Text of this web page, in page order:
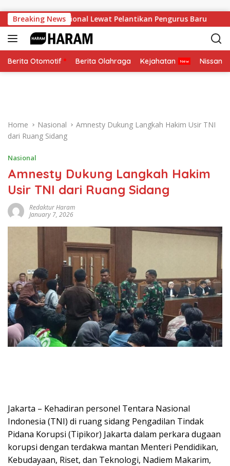
Breaking News
Nasional Lewat Pelantikan Pengurus Baru
Berita Otomotif Berita Olahraga Kejahatan Nissan
Home Nasional
Amnesty Dukung Langkah Hakim Usir TNI
dari Ruang Sidang
Nasional
Amnesty Dukung Langkah Hakim
Usir TNI dari Ruang Sidang
Redaktur Haram
January 7, 2026
Jakarta – Kehadiran personel Tentara Nasional
Indonesia (TNI) di ruang sidang Pengadilan Tindak
Pidana Korupsi (Tipikor) Jakarta dalam perkara dugaan
korupsi dengan terdakwa mantan Menteri Pendidikan,
Kebudayaan, Riset, dan Teknologi, Nadiem Makarim,